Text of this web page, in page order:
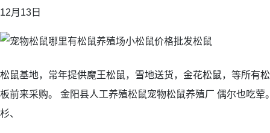
12月13日
松鼠基地，常年提供魔王松鼠，雪地送货，金花松鼠，等所有
板前来采购。 金阳县人工养殖松鼠宠物松鼠养殖厂 偶尔也吃荤
杉、